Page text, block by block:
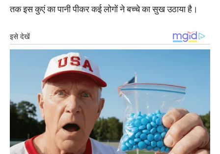
तक इस कुएं का पानी पीकर कई लोगों ने बच्चे का सुख उठाया है।